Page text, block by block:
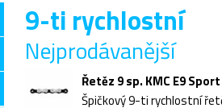
9-ti rychlostní
Nejprodávanější
Řetěz 9 sp. KMC E9